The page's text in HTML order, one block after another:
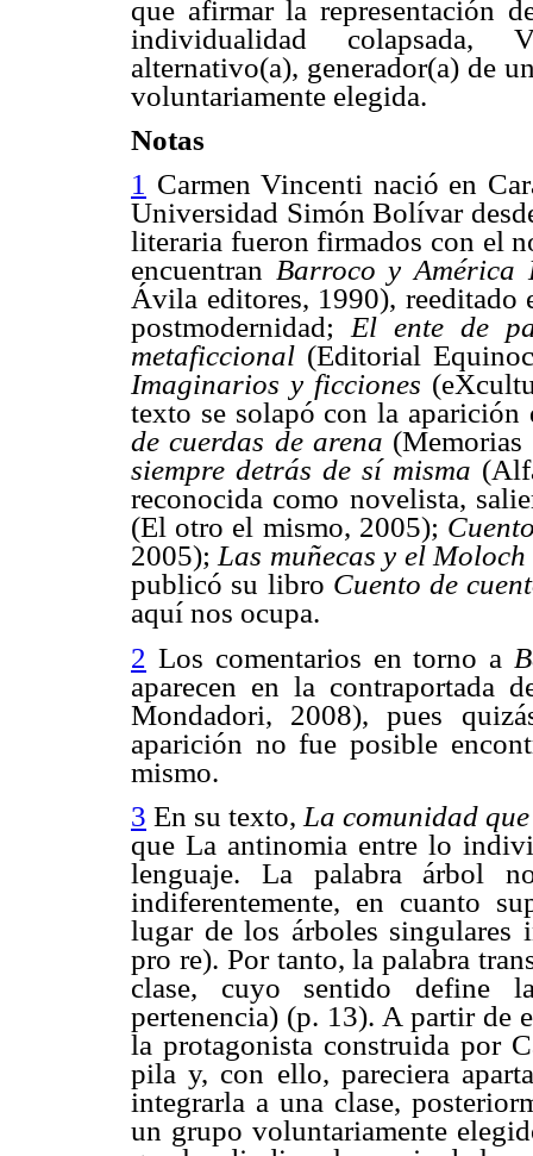
que afirmar la representación
individualidad colapsada,
alternativo(a), generador(a) de
voluntariamente elegida.
Notas
1 Carmen Vincenti nació en
Universidad Simón Bolívar
literaria fueron firmados con el
encuentran Barroco y
Ávila editores, 1990), reeditado
postmodernidad;El ente de
metaficcional (Editorial
Imaginarios y ficciones
texto se solapó con la
de cuerdas de arena
siempre detrás de sí misma
reconocida como novelista,
(El otro el mismo, 2005);
2005);Las muñecas y el Moloch
publicó su libro Cuento de
aquí nos ocupa.
2 Los comentarios en torno a
aparecen en la contraportada
Mondadori, 2008), pues
aparición no fue posible
mismo.
3 En su texto, La comunidad
que La antinomia entre lo
lenguaje. La palabra árbol
indiferentemente, en cuanto
lugar de los árboles singulares
pro re). Por tanto, la palabra
clase, cuyo sentido define
pertenencia) (p. 13). A partir de
la protagonista construida por
pila y, con ello, pareciera
integrarla a una clase,
un grupo voluntariamente